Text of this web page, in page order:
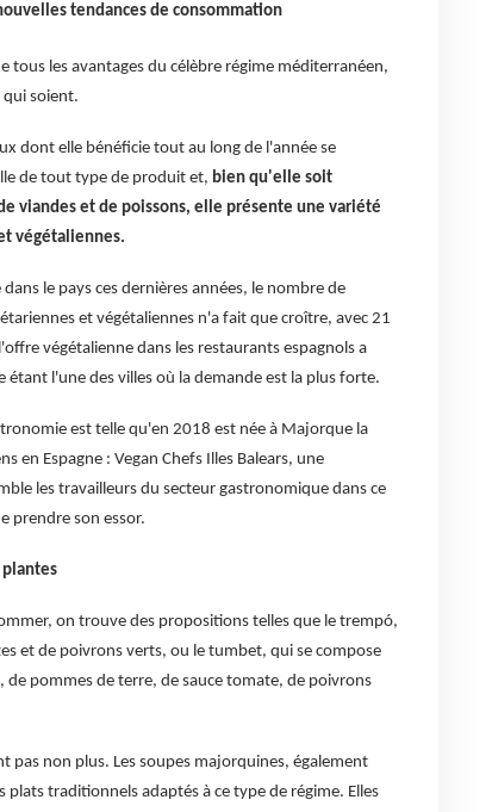
tendances de consommation
tous les avantages du célèbre régime méditerranéen,
qui soient.
dont elle bénéficie tout au long de l'année se
de tout type de produit et, bien qu'elle soit
viandes et de poissons, elle présente une variété
végétaliennes.
le pays ces dernières années, le nombre de
et végétaliennes n'a fait que croître, avec 21
végétalienne dans les restaurants espagnols a
l'une des villes où la demande est la plus forte.
est telle qu'en 2018 est née à Majorque la
en Espagne : Vegan Chefs Illes Balears, une
les travailleurs du secteur gastronomique dans ce
prendre son essor.
on trouve des propositions telles que le trempó,
et de poivrons verts, ou le tumbet, qui se compose
pommes de terre, de sauce tomate, de poivrons
pas non plus. Les soupes majorquines, également
traditionnels adaptés à ce type de régime. Elles